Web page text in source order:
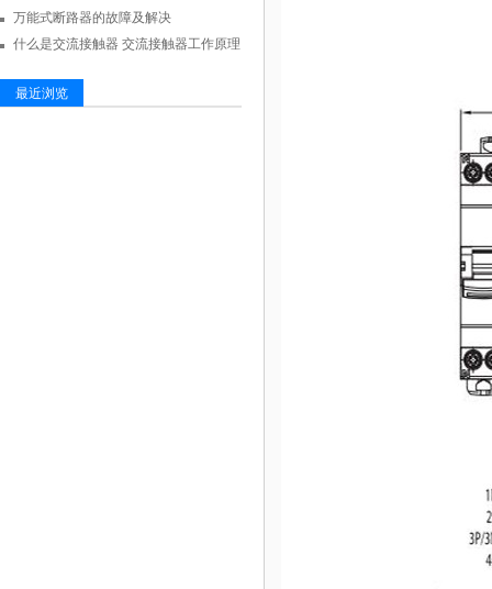
万能式断路器的故障及解决
什么是交流接触器 交流接触器工作原理
最近浏览